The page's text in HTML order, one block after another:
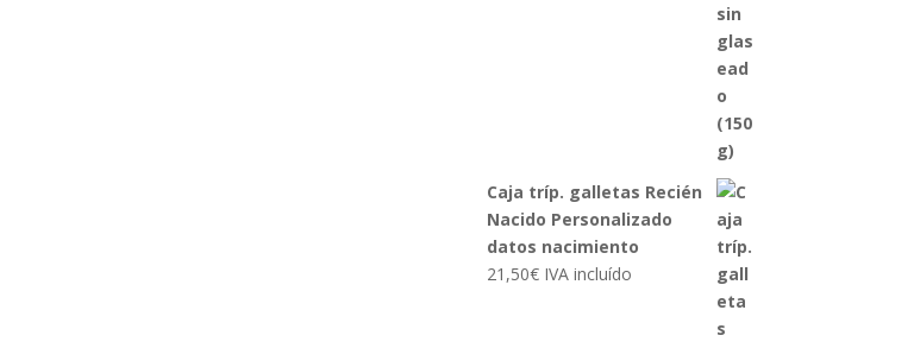
Caja tríp. galletas Recién
Nacido Personalizado
datos nacimiento
21,50€ IVA incluído